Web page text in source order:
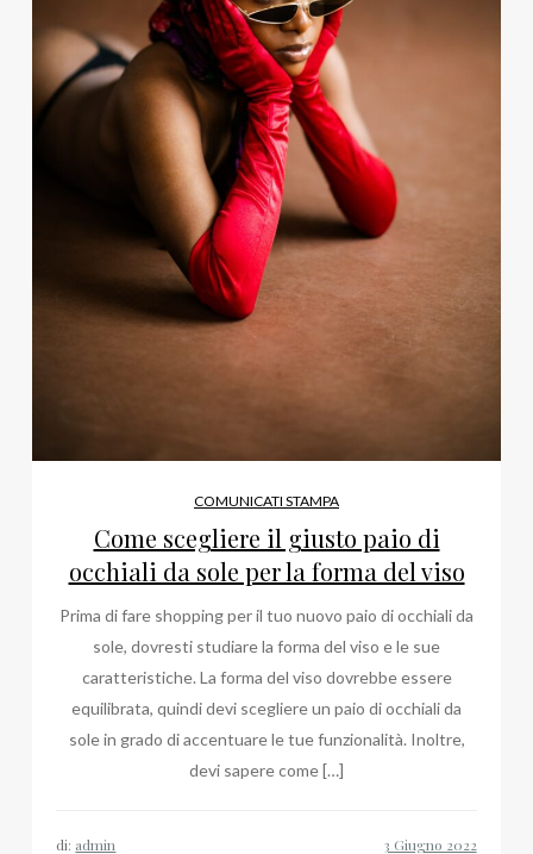
COMUNICATI STAMPA
Come scegliere il giusto paio di
occhiali da sole per la forma del viso
Prima di fare shopping per il tuo nuovo paio di occhiali da
sole, dovresti studiare la forma del viso e le sue
caratteristiche. La forma del viso dovrebbe essere
equilibrata, quindi devi scegliere un paio di occhiali da
sole in grado di accentuare le tue funzionalità. Inoltre,
devi sapere come […]
di: admin